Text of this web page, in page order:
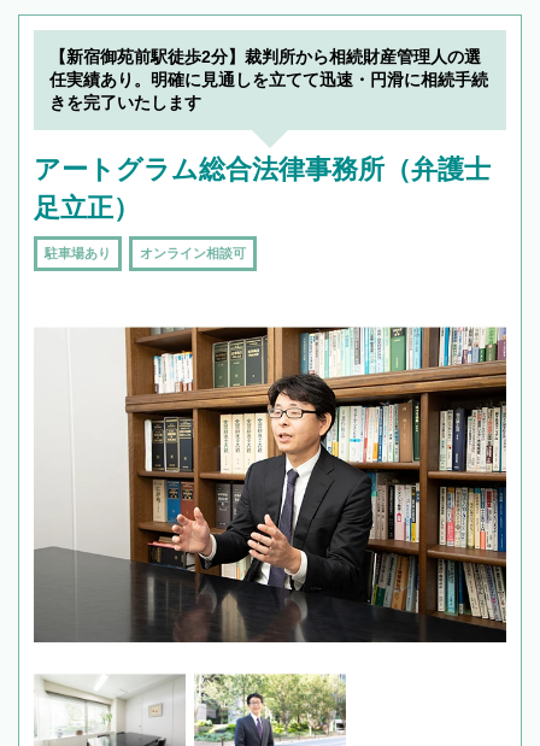
【新宿御苑前駅徒歩2分】裁判所から相続財産管理人の選
任実績あり。明確に見通しを立てて迅速・円滑に相続手続
きを完了いたします
アートグラム総合法律事務所（弁護士
足立正）
駐車場あり オンライン相談可